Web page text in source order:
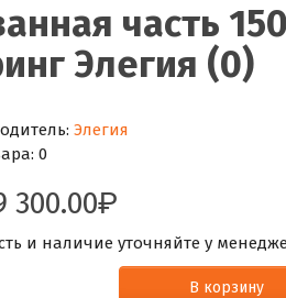
часть
Элегия (0)
Элегия
0
300.00
и наличие уточняйте у
В корзину